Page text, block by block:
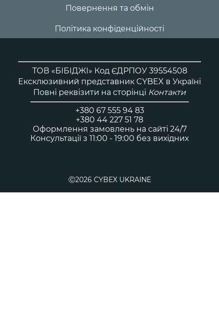
Повернення та обмін
Політика конфіденційності
ТОВ «БІБІДЖІ» Код ЄДРПОУ 39554508
Ексклюзивний представник CYBEX в Україні
Повні реквізити на сторінці Контакти
+380 67 555 94 83
+380 44 227 51 78
Оформлення замовлень на сайті 24/7
Консультації з 11:00 - 19:00 без вихідних
Ⓒ2026 CYBEX UKRAINE